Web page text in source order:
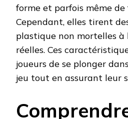
forme et parfois même
Cependant, elles tirent
plastique non mortelles à
réelles. Ces
joueurs de se plonger
jeu tout en assurant leur